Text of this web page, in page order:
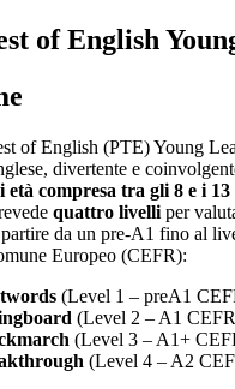
of English
of English (PTE) Young
divertente e
età compresa tra gli 8 e i
quattro livelli per
da un pre-A1 fino al
Europeo (CEFR):
(Level 1 – preA1
(Level 2 – A1
(Level 3 – A1+
(Level 4 – A2